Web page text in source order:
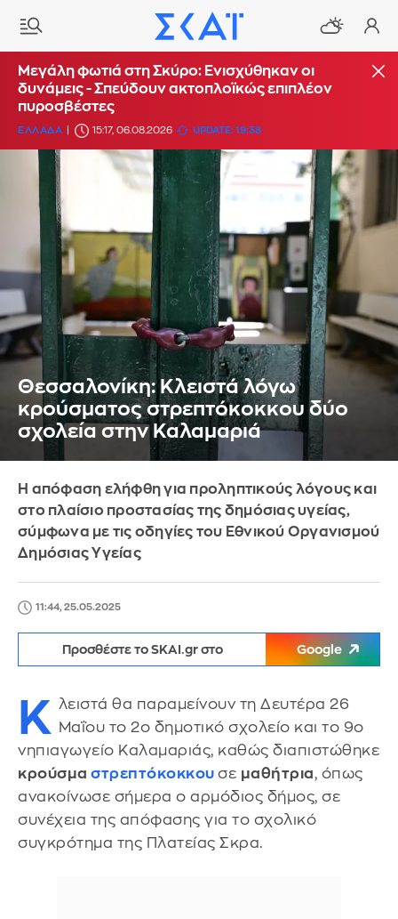
Μεγάλη φωτιά στη Σκύρο: Ενισχύθηκαν οι
δυνάμεις - Σπεύδουν ακτοπλοϊκώς επιπλέον
πυροσβέστες
ΕΛΛΑΔΑ 15:17, 06.08.2026 UPDATE: 19:38
Θεσσαλονίκη: Κλειστά λόγω
κρούσματος στρεπτόκοκκου δύο
σχολεία στην Καλαμαριά
Η απόφαση ελήφθη για προληπτικούς λόγους και
στο πλαίσιο προστασίας της δημόσιας υγείας,
σύμφωνα με τις οδηγίες του Εθνικού Οργανισμού
Δημόσιας Υγείας
11:44, 25.05.2025
Προσθέστε το SKAI.gr στο Google
Κ λειστά θα παραμείνουν τη Δευτέρα 26
Μαΐου το 2ο δημοτικό σχολείο και το 9ο
νηπιαγωγείο Καλαμαριάς, καθώς διαπιστώθηκε
κρούσμα στρεπτόκοκκου σε μαθήτρια, όπως
ανακοίνωσε σήμερα ο αρμόδιος δήμος, σε
συνέχεια της απόφασης για το σχολικό
συγκρότημα της Πλατείας Σκρα.